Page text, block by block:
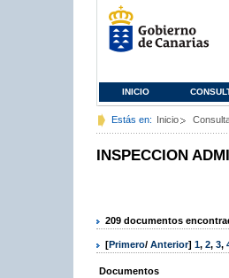
INICIO
Estás en: Inicio
INSPECCION
209 documentos
[Primero/ Anterior] 1, 2, 3,
Documentos